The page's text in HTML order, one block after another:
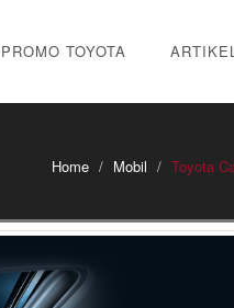
PROMO TOYOTA
Home Mobil Toyota